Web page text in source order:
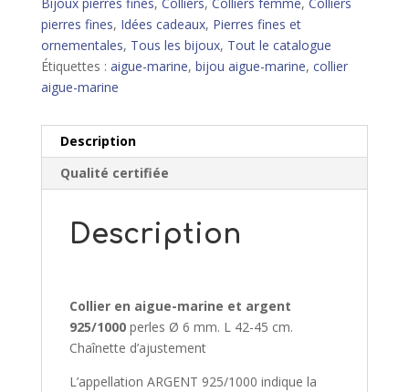
argent
Bijoux pierres fines, Colliers, Colliers femme, Colliers
pierres fines, Idées cadeaux, Pierres fines et
ornementales, Tous les bijoux, Tout le catalogue
Étiquettes : aigue-marine, bijou aigue-marine, collier
aigue-marine
Description
Qualité certifiée
Description
Collier en aigue-marine et argent
925/1000 perles Ø 6 mm. L 42-45 cm.
Chaînette d’ajustement
L’appellation ARGENT 925/1000 indique la